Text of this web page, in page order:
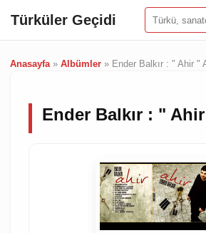
Türküler Geçidi
Anasayfa» Albümler » Ender Balkır : " Ahir "
Ender Balkır : "